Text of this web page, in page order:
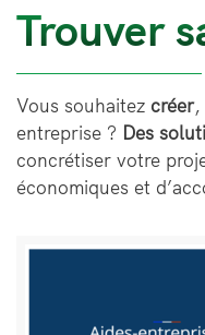
Trouver
Vous souhaitez créer,
entreprise ? Des
concrétiser votre
économiques et
Bloc
Image